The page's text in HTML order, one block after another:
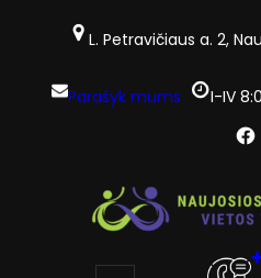
L. Petravičiaus a. 2,
Parašyk mums I-IV